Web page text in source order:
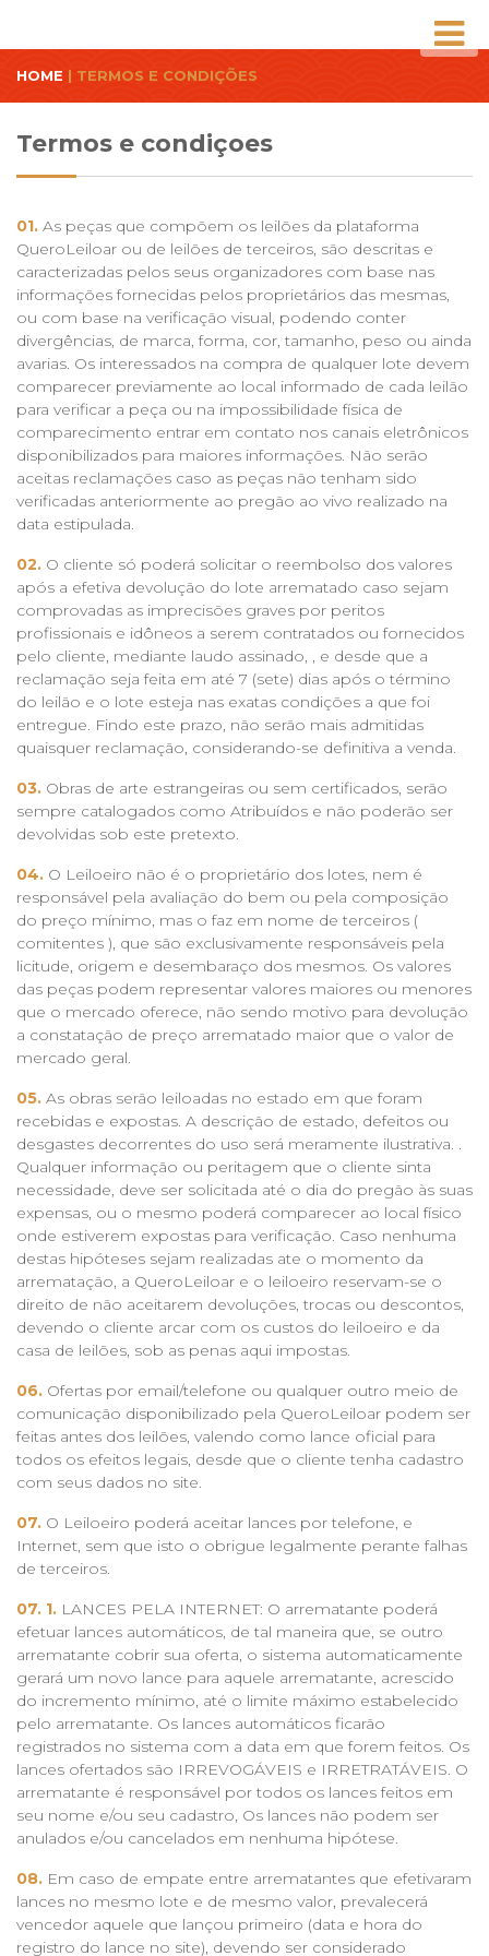
HOME | TERMOS E CONDIÇÕES
Termos e condiçoes
01. As peças que compõem os leilões da plataforma
QueroLeiloar ou de leilões de terceiros, são descritas e
caracterizadas pelos seus organizadores com base nas
informações fornecidas pelos proprietários das mesmas,
ou com base na verificação visual, podendo conter
divergências, de marca, forma, cor, tamanho, peso ou ainda
avarias. Os interessados na compra de qualquer lote devem
comparecer previamente ao local informado de cada leilão
para verificar a peça ou na impossibilidade física de
comparecimento entrar em contato nos canais eletrônicos
disponibilizados para maiores informações. Não serão
aceitas reclamações caso as peças não tenham sido
verificadas anteriormente ao pregão ao vivo realizado na
data estipulada.
02. O cliente só poderá solicitar o reembolso dos valores
após a efetiva devolução do lote arrematado caso sejam
comprovadas as imprecisões graves por peritos
profissionais e idôneos a serem contratados ou fornecidos
pelo cliente, mediante laudo assinado, , e desde que a
reclamação seja feita em até 7 (sete) dias após o término
do leilão e o lote esteja nas exatas condições a que foi
entregue. Findo este prazo, não serão mais admitidas
quaisquer reclamação, considerando-se definitiva a venda.
03. Obras de arte estrangeiras ou sem certificados, serão
sempre catalogados como Atribuídos e não poderão ser
devolvidas sob este pretexto.
04. O Leiloeiro não é o proprietário dos lotes, nem é
responsável pela avaliação do bem ou pela composição
do preço mínimo, mas o faz em nome de terceiros (
comitentes ), que são exclusivamente responsáveis pela
licitude, origem e desembaraço dos mesmos. Os valores
das peças podem representar valores maiores ou menores
que o mercado oferece, não sendo motivo para devolução
a constatação de preço arrematado maior que o valor de
mercado geral.
05. As obras serão leiloadas no estado em que foram
recebidas e expostas. A descrição de estado, defeitos ou
desgastes decorrentes do uso será meramente ilustrativa. .
Qualquer informação ou peritagem que o cliente sinta
necessidade, deve ser solicitada até o dia do pregão às suas
expensas, ou o mesmo poderá comparecer ao local físico
onde estiverem expostas para verificação. Caso nenhuma
destas hipóteses sejam realizadas ate o momento da
arrematação, a QueroLeiloar e o leiloeiro reservam-se o
direito de não aceitarem devoluções, trocas ou descontos,
devendo o cliente arcar com os custos do leiloeiro e da
casa de leilões, sob as penas aqui impostas.
06. Ofertas por email/telefone ou qualquer outro meio de
comunicação disponibilizado pela QueroLeiloar podem ser
feitas antes dos leilões, valendo como lance oficial para
todos os efeitos legais, desde que o cliente tenha cadastro
com seus dados no site.
07. O Leiloeiro poderá aceitar lances por telefone, e
Internet, sem que isto o obrigue legalmente perante falhas
de terceiros.
07. 1. LANCES PELA INTERNET: O arrematante poderá
efetuar lances automáticos, de tal maneira que, se outro
arrematante cobrir sua oferta, o sistema automaticamente
gerará um novo lance para aquele arrematante, acrescido
do incremento mínimo, até o limite máximo estabelecido
pelo arrematante. Os lances automáticos ficarão
registrados no sistema com a data em que forem feitos. Os
lances ofertados são IRREVOGÁVEIS e IRRETRATÁVEIS. O
arrematante é responsável por todos os lances feitos em
seu nome e/ou seu cadastro, Os lances não podem ser
anulados e/ou cancelados em nenhuma hipótese.
08. Em caso de empate entre arrematantes que efetivaram
lances no mesmo lote e de mesmo valor, prevalecerá
vencedor aquele que lançou primeiro (data e hora do
registro do lance no site), devendo ser considerado